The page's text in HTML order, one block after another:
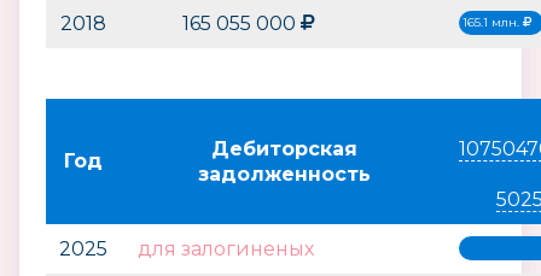
2018 165 055 000 165.1 млн.
Год
Дебиторская
задолженность
2025 для залогиненых